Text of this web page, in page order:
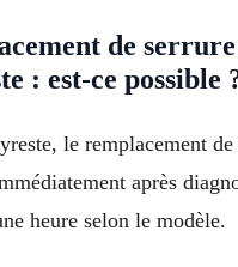
de
: est-ce possible
le remplacement
après
heure selon le modèle.